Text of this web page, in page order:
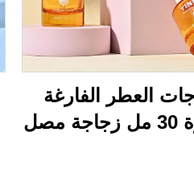
العطر الفارغة
الفاخرة 30 مل زجاجة مصل